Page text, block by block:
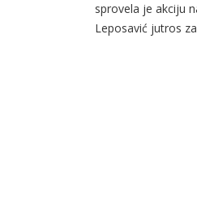
sprovela je akciju
Leposavić jutros